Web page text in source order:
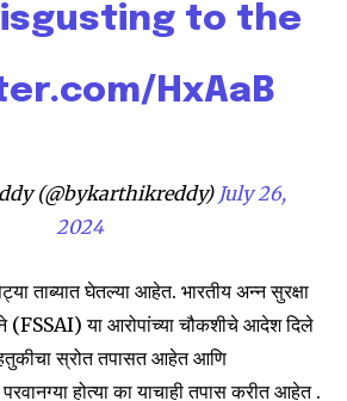
SUBSCRIBE
Followers Followers
to the
HxAaB
(@bykarthikreddy) July 26,
2024
ताब्यात घेतल्या आहेत. भारतीय अन्न सुरक्षा
(FSSAI) या आरोपांच्या चौकशीचे आदेश दिले
स्रोत तपासत आहेत आणि
होत्या का याचाही तपास करीत आहेत .